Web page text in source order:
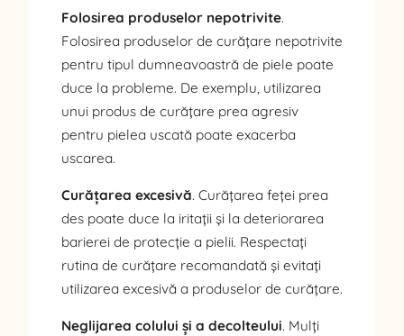
Folosirea produselor nepotrivite.
Folosirea produselor de curățare nepotrivite
pentru tipul dumneavoastră de piele poate
duce la probleme. De exemplu, utilizarea
unui produs de curățare prea agresiv
pentru pielea uscată poate exacerba
uscarea.
Curățarea excesivă. Curățarea feței prea
des poate duce la iritații și la deteriorarea
barierei de protecție a pielii. Respectați
rutina de curățare recomandată și evitați
utilizarea excesivă a produselor de curățare.
Neglijarea colului și a decolteului. Mulți